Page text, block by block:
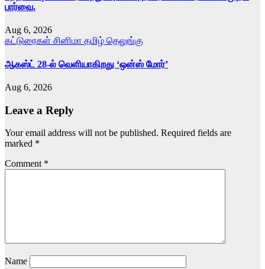
பார்வை.
Aug 6, 2026
கட்டுரைகள் சினிமா தமிழ் தெலுங்கு
ஆகஸ்ட் 28-ல் வெளியாகிறது ‘ஒன்ஸ் மோர்’
Aug 6, 2026
Leave a Reply
Your email address will not be published. Required fields are
marked *
Comment *
Name